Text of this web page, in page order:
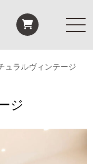
ュラルヴィンテージ
ジ